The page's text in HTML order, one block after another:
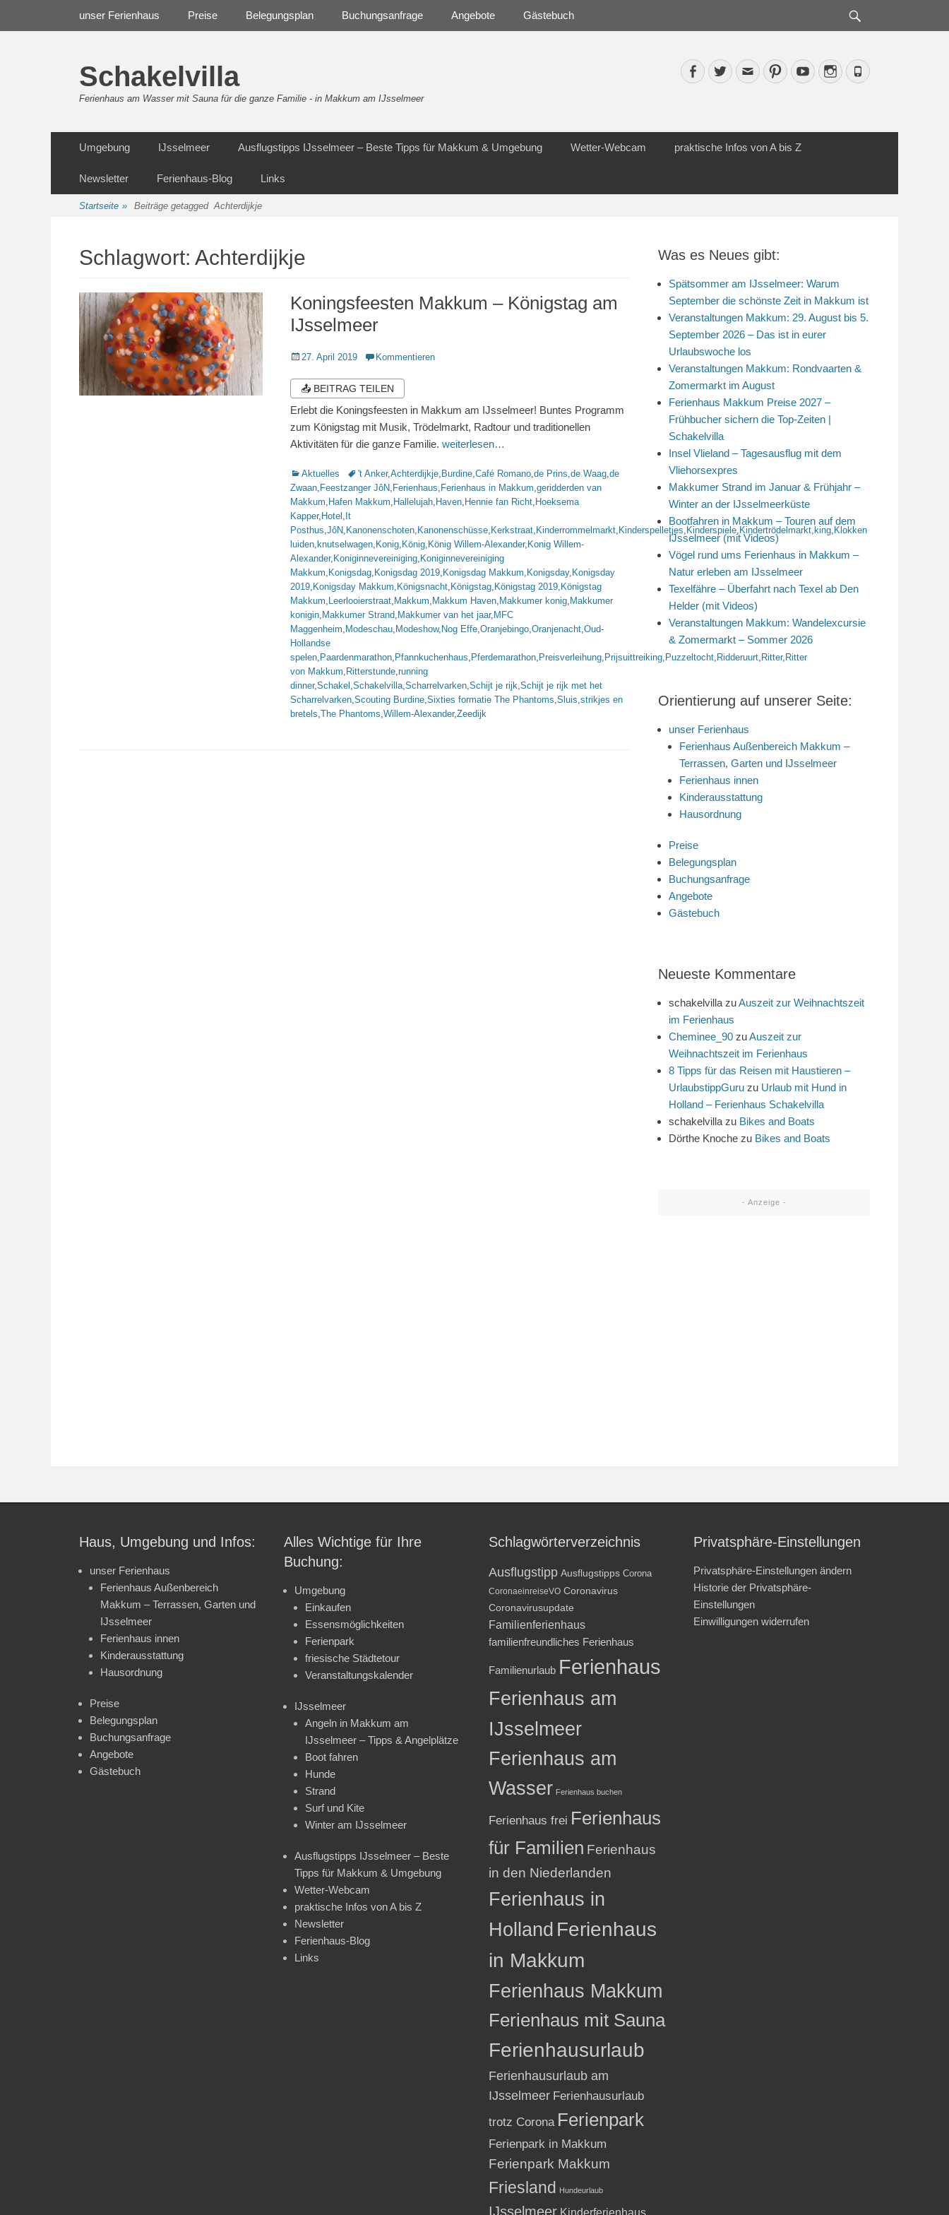
unser Ferienhaus Preise Belegungsplan Buchungsanfrage Angebote Gästebuch
Schakelvilla
Ferienhaus am Wasser mit Sauna für die ganze Familie - in Makkum am IJsselmeer
Facebook
TwitterEmailPinterestYouTubeInstagram
Phone
Inhalt
Umgebung IJsselmeer Ausflugstipps IJsselmeer – Beste Tipps für Makkum & Umgebung Wetter-Webcam praktische Infos von A bis Z
Newsletter Ferienhaus-Blog Links
Startseite » Beiträge getaggedAchterdijkje
Schlagwort: Achterdijkje
Koningsfeesten Makkum – Königstag am
IJsselmeer
Veröffentlicht
27. April 2019 Kommentieren
📤 BEITRAG TEILEN
Erlebt die Koningsfeesten in Makkum am IJsselmeer! Buntes Programm
zum Königstag mit Musik, Trödelmarkt, Radtour und traditionellen
Aktivitäten für die ganze Familie. weiterlesen…
Kategorien
Aktuelles Schlagworte
't Anker,Achterdijkje, Burdine,Café Romano,de Prins,de Waag,de
Zwaan, Feestzanger JôN, Ferienhaus, Ferienhaus in Makkum,geridderden van
Makkum, Hafen Makkum, Hallelujah, Haven, Hennie fan Richt, Hoeksema
Kapper, Hotel , It
Posthus,JôN, Kanonenschoten, Kanonenschüsse, Kerkstraat, Kinderrommelmarkt, Kinderspelletjes, Kinderspiele, Kindertrödelmarkt, king, Klokken
luiden, knutselwagen, Konig, König, König Willem-Alexander, Konig Willem-
Alexander, Koniginnevereiniging, Koniginnevereiniging
Makkum, Konigsdag, Konigsdag 2019, Konigsdag Makkum, Konigsday, Konigsday
2019, Konigsday Makkum, Königsnacht, Königstag, Königstag 2019, Königstag
Makkum, Leerlooierstraat, Makkum, Makkum Haven, Makkumer konig, Makkumer
konigin, Makkumer Strand, Makkumer van het jaar, MFC
Maggenheim, Modeschau, Modeshow, Nog Effe,Oranjebingo,Oranjenacht,Oud-
Hollandse
spelen, Paardenmarathon, Pfannkuchenhaus, Pferdemarathon, Preisverleihung, Prijsuittreiking, Puzzeltocht, Ridderuurt, Ritter, Ritter
von Makkum, Ritterstunde,running
dinner,Schakel ,Schakelvilla,Scharrelvarken,Schijt je rijk,Schijt je rijk met het
Scharrelvarken,Scouting Burdine,Sixties formatie The Phantoms,Sluis,strikjes en
bretels,The Phantoms,Willem-Alexander,Zeedijk
Was es Neues gibt:
Spätsommer am IJsselmeer: Warum
September die schönste Zeit in Makkum ist
Veranstaltungen Makkum: 29. August bis 5.
September 2026 – Das ist in eurer
Urlaubswoche los
Veranstaltungen Makkum: Rondvaarten &
Zomermarkt im August
Ferienhaus Makkum Preise 2027 –
Frühbucher sichern die Top-Zeiten |
Schakelvilla
Insel Vlieland – Tagesausflug mit dem
Vliehorsexpres
Makkumer Strand im Januar & Frühjahr –
Winter an der IJsselmeerküste
Bootfahren in Makkum – Touren auf dem
IJsselmeer (mit Videos)
Vögel rund ums Ferienhaus in Makkum –
Natur erleben am IJsselmeer
Texelfähre – Überfahrt nach Texel ab Den
Helder (mit Videos)
Veranstaltungen Makkum: Wandelexcursie
& Zomermarkt – Sommer 2026
Orientierung auf unserer Seite:
unser Ferienhaus
Ferienhaus Außenbereich Makkum –
Terrassen, Garten und IJsselmeer
Ferienhaus innen
Kinderausstattung
Hausordnung
Preise
Belegungsplan
Buchungsanfrage
Angebote
Gästebuch
Neueste Kommentare
schakelvilla zuAuszeit zur Weihnachtszeit
im Ferienhaus
Cheminee_90 zuAuszeit zur
Weihnachtszeit im Ferienhaus
8 Tipps für das Reisen mit Haustieren –
UrlaubstippGuru zu Urlaub mit Hund in
Holland – Ferienhaus Schakelvilla
schakelvilla zu Bikes and Boats
Dörthe Knoche zu Bikes and Boats
- Anzeige -
Haus, Umgebung und Infos:
unser Ferienhaus
Ferienhaus Außenbereich
Makkum – Terrassen, Garten und
IJsselmeer
Ferienhaus innen
Kinderausstattung
Hausordnung
Preise
Belegungsplan
Buchungsanfrage
Angebote
Gästebuch
Alles Wichtige für Ihre
Buchung:
Umgebung
Einkaufen
Essensmöglichkeiten
Ferienpark
friesische Städtetour
Veranstaltungskalender
IJsselmeer
Angeln in Makkum am
IJsselmeer – Tipps & Angelplätze
Boot fahren
Hunde
Strand
Surf und Kite
Winter am IJsselmeer
Ausflugstipps IJsselmeer – Beste
Tipps für Makkum & Umgebung
Wetter-Webcam
praktische Infos von A bis Z
Newsletter
Ferienhaus-Blog
Links
Schlagwörterverzeichnis
Ausflugstipp Ausflugstipps Corona
CoronaeinreiseVO Coronavirus
Coronavirusupdate
Familienferienhaus
familienfreundliches Ferienhaus
Familienurlaub Ferienhaus
Ferienhaus am
IJsselmeer
Ferienhaus am
Wasser Ferienhaus buchen
Ferienhaus frei Ferienhaus
für Familien Ferienhaus
in den Niederlanden
Ferienhaus in
Holland Ferienhaus
in Makkum
Ferienhaus Makkum
Ferienhaus mit Sauna
Ferienhausurlaub
Ferienhausurlaub am
IJsselmeer Ferienhausurlaub
trotz Corona Ferienpark
Ferienpark in Makkum
Ferienpark Makkum
Friesland Hundeurlaub
IJsselmeer Kinderferienhaus
Privatsphäre-Einstellungen
Privatsphäre-Einstellungen ändern
Historie der Privatsphäre-
Einstellungen
Einwilligungen widerrufen